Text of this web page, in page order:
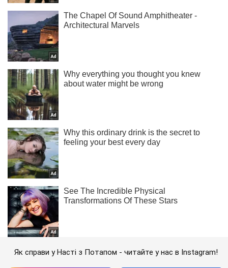
Як справи у Насті з Потапом - читайте у нас в Instagram!